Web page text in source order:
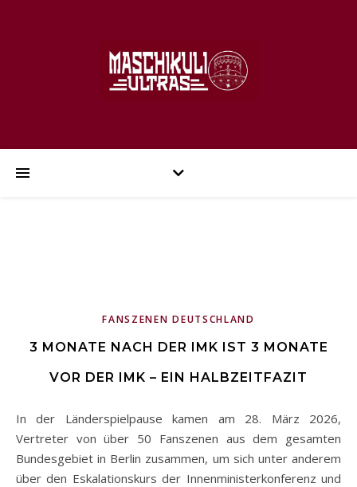
FANSZENEN DEUTSCHLAND
3 MONATE NACH DER IMK IST 3 MONATE
VOR DER IMK – EIN HALBZEITFAZIT
In der Länderspielpause kamen am 28. März 2026,
Vertreter von über 50 Fanszenen aus dem gesamten
Bundesgebiet in Berlin zusammen, um sich unter anderem
über den Eskalationskurs der Innenministerkonferenz und